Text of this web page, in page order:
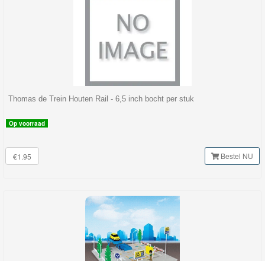
Thomas de Trein Houten Rail - 6,5 inch bocht per stuk
Op voorraad
€1.95 Bestel NU